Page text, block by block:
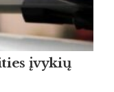
įvykių